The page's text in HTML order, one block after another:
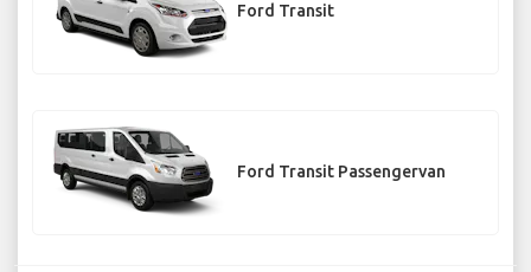
Ford Transit
Ford Transit Passengervan